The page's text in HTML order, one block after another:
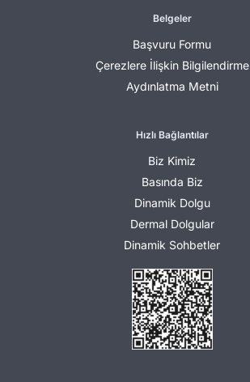
Belgeler
Başvuru Formu
Çerezlere İlişkin Bilgilendirme
Aydınlatma Metni
Hızlı Bağlantılar
Biz Kimiz
Basında Biz
Dinamik Dolgu
Dermal Dolgular
Dinamik Sohbetler